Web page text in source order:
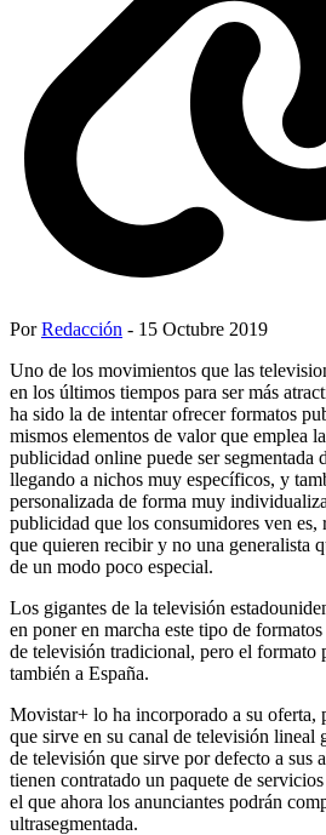
PorRedacción - 15 Octubre 2019
Uno de los movimientos que las
en los últimos tiempos para ser más
ha sido la de intentar ofrecer formatos
mismos elementos de valor que emplea
publicidad online puede ser segmentada
llegando a nichos muy específicos, y
personalizada de forma muy
publicidad que los consumidores ven es,
que quieren recibir y no una generalista
de un modo poco especial.
Los gigantes de la televisión
en poner en marcha este tipo de
de televisión tradicional, pero el formato
también a España.
Movistar+ lo ha incorporado a su oferta,
que sirve en su canal de televisión lineal
de televisión que sirve por defecto a sus
tienen contratado un paquete de
el que ahora los anunciantes podrán
ultrasegmentada.